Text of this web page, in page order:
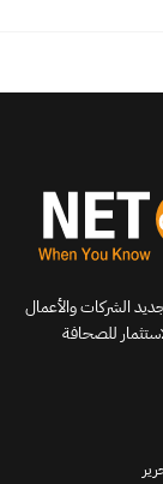
وخدمي؛ تأسس عام 2004 يواكب جديد الشركات والأعمال
للصحافة